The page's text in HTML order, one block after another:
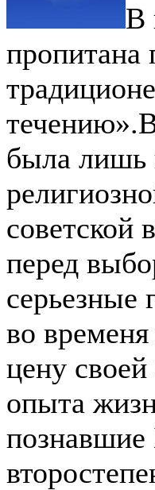
В
пропитана
была лишь
советской
перед
серьезные
во
цену
опыта
познавшие